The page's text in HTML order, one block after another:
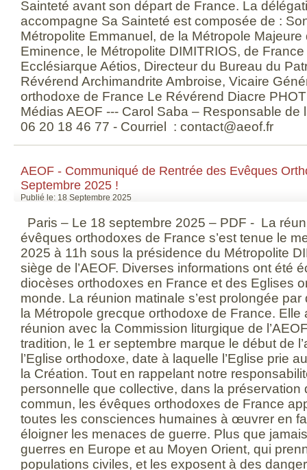
Sainteté avant son départ de France. La
accompagne Sa Sainteté est composée de :
Métropolite Emmanuel, de la Métropole
Eminence, le Métropolite DIMITRIOS, de
Ecclésiarque Aétios, Directeur du Bureau du
Révérend Archimandrite Ambroise, Vicaire
orthodoxe de France Le Révérend Diacre
Médias AEOF --- Carol Saba – Responsable
06 20 18 46 77 - Courriel : contact@aeof.fr
AEOF - Communiqué de Rentrée des Evêques
Septembre 2025 !
Publié le: 18 Septembre 2025
Paris – Le 18 septembre 2025 – PDF - La
évêques orthodoxes de France s’est tenue le
2025 à 11h sous la présidence du Métropolite
siège de l’AEOF. Diverses informations ont été
diocèses orthodoxes en France et des Eglises
monde. La réunion matinale s’est prolongée
la Métropole grecque orthodoxe de France. Elle
réunion avec la Commission liturgique de
tradition, le 1 er septembre marque le début de
l’Eglise orthodoxe, date à laquelle l’Eglise prie
la Création. Tout en rappelant notre
personnelle que collective, dans la préservation
commun, les évêques orthodoxes de France
toutes les consciences humaines à œuvrer en
éloigner les menaces de guerre. Plus que
guerres en Europe et au Moyen Orient, qui
populations civiles, et les exposent à des